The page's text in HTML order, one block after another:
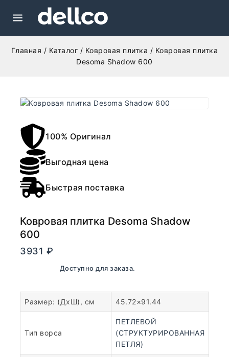
Главная / Каталог / Ковровая плитка / Ковровая плитка
Desoma Shadow 600
100% Оригинал
Выгодная цена
Быстрая поставка
Ковровая плитка Desoma Shadow
600
3931 ₽
В наличии. Доступно для заказа.
Размер: (ДхШ), см 45.72×91.44
Тип ворса
ПЕТЛЕВОЙ
(СТРУКТУРИРОВАННАЯ
ПЕТЛЯ)